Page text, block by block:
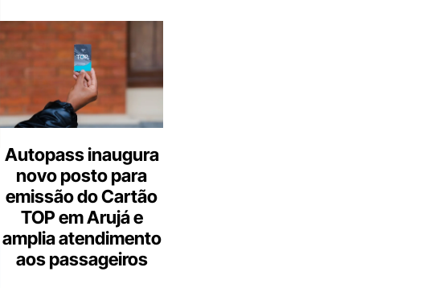
Autopass inaugura
novo posto para
emissão do Cartão
TOP em Arujá e
amplia atendimento
aos passageiros